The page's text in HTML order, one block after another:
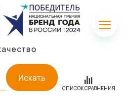
Искать
СПИСОК СРАВНЕНИЯ